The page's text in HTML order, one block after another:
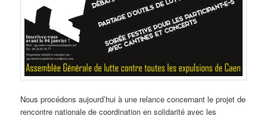
Nous procédons aujourd’hui à une relance concernant le projet de
rencontre nationale de coordination en solidarité avec les